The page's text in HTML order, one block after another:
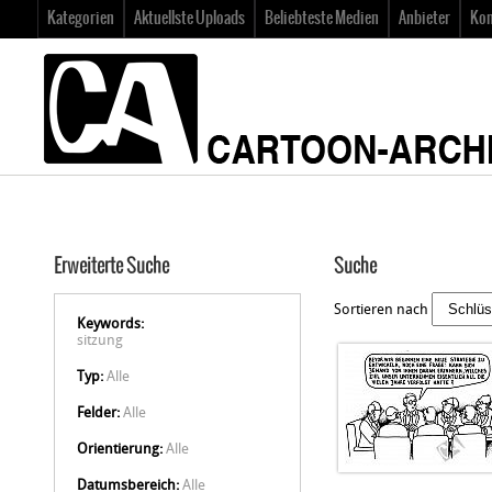
Kategorien Aktuellste Uploads Beliebteste Medien Anbieter
Erweiterte Suche
Keywords:
sitzung
Typ: Alle
Felder: Alle
Orientierung: Alle
Datumsbereich: Alle
Suche
Sortieren nach